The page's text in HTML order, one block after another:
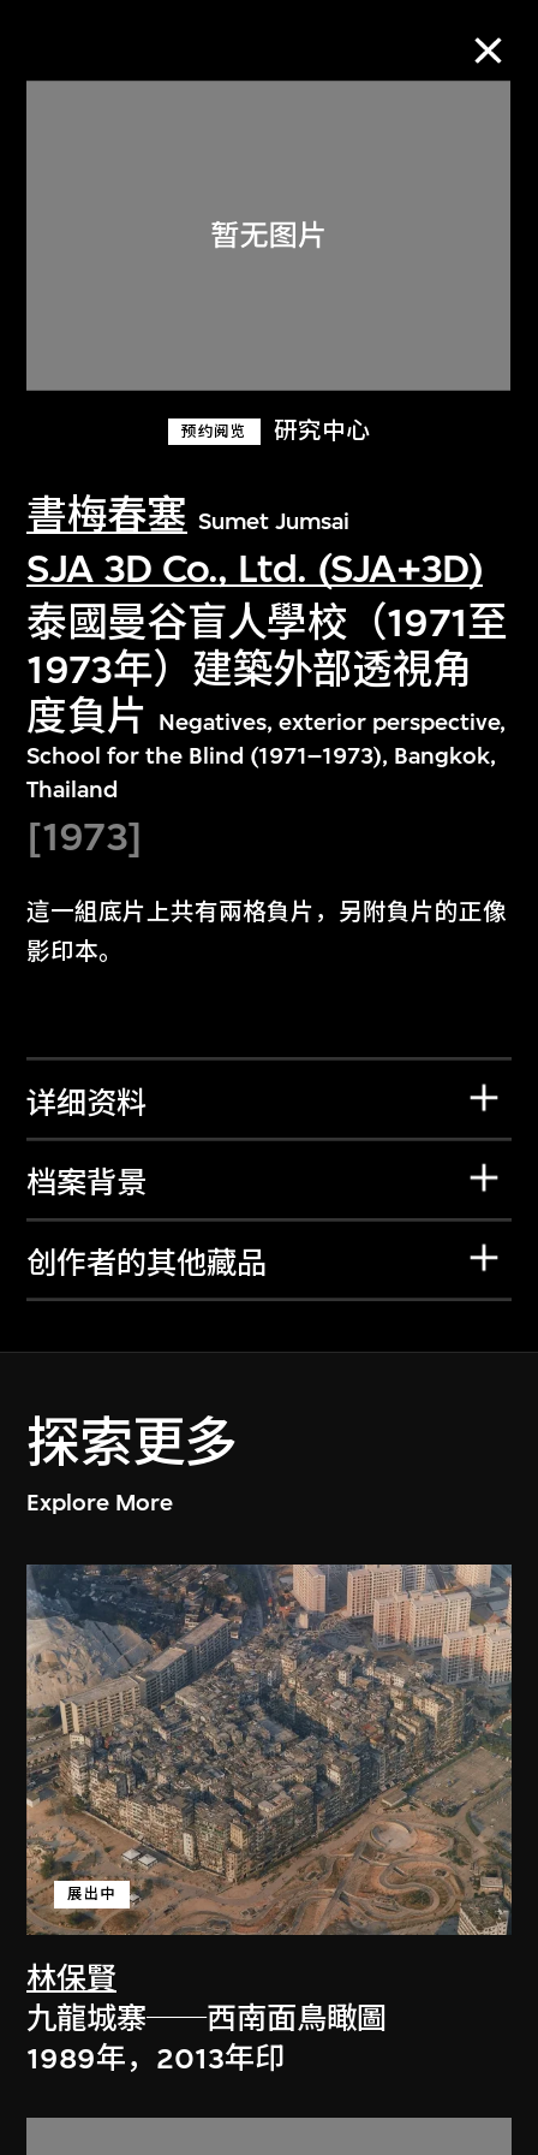
预约阅览 研究中心
書梅春塞 Sumet Jumsai
SJA 3D Co., Ltd. (SJA+3D)
泰國曼谷盲人學校（1971至
1973年）建築外部透視角
度負片 Negatives, exterior perspective,
School for the Blind (1971–1973), Bangkok,
Thailand
[1973]
這一組底片上共有兩格負片，另附負片的正像
影印本。
详细资料
档案背景
创作者的其他藏品
探索更多
Explore More
林保賢
展出中
九龍城寨──西南面鳥瞰圖
1989年，2013年印
关于M+藏品
探索世界顶级的二十及二十一世纪视觉
文化藏品。